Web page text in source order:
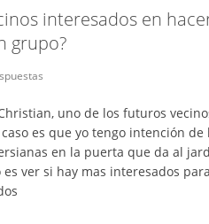
interesados en
grupo?
uno de los futuros
es que yo tengo intención
en la puerta que da al
es ver si hay mas interesados